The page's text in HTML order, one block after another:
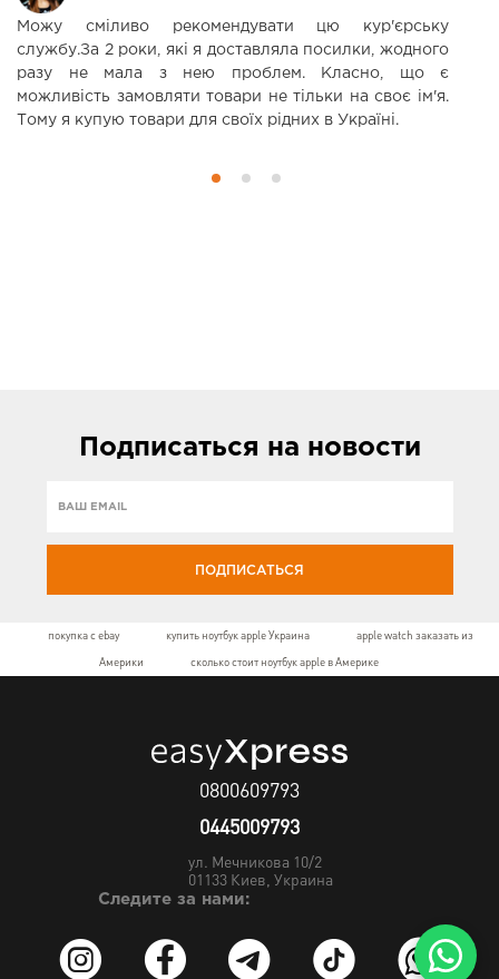
Можу сміливо рекомендувати цю кур'єрську
службу.За 2 роки, які я доставляла посилки, жодного
разу не мала з нею проблем. Класно, що є
можливість замовляти товари не тільки на своє ім'я.
Тому я купую товари для своїх рідних в Україні.
Подписаться на новости
ПОДПИСАТЬСЯ
покупка с ebay купить ноутбук apple Украина apple watch заказать из
Америки сколько стоит ноутбук apple в Америке
0800609793
0445009793
ул. Мечникова 10/2
01133 Киев, Украина
Следите за нами: